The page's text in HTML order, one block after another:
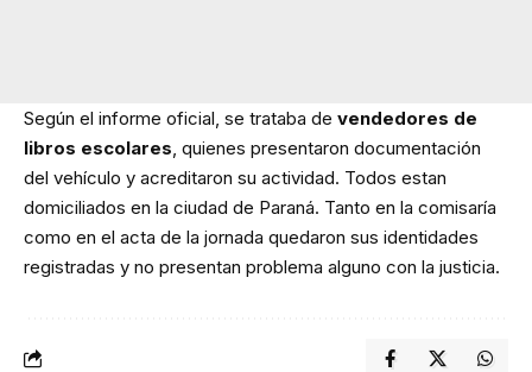
Según el informe oficial, se trataba de vendedores de
libros escolares, quienes presentaron documentación
del vehículo y acreditaron su actividad. Todos estan
domiciliados en la ciudad de Paraná. Tanto en la comisaría
como en el acta de la jornada quedaron sus identidades
registradas y no presentan problema alguno con la justicia.